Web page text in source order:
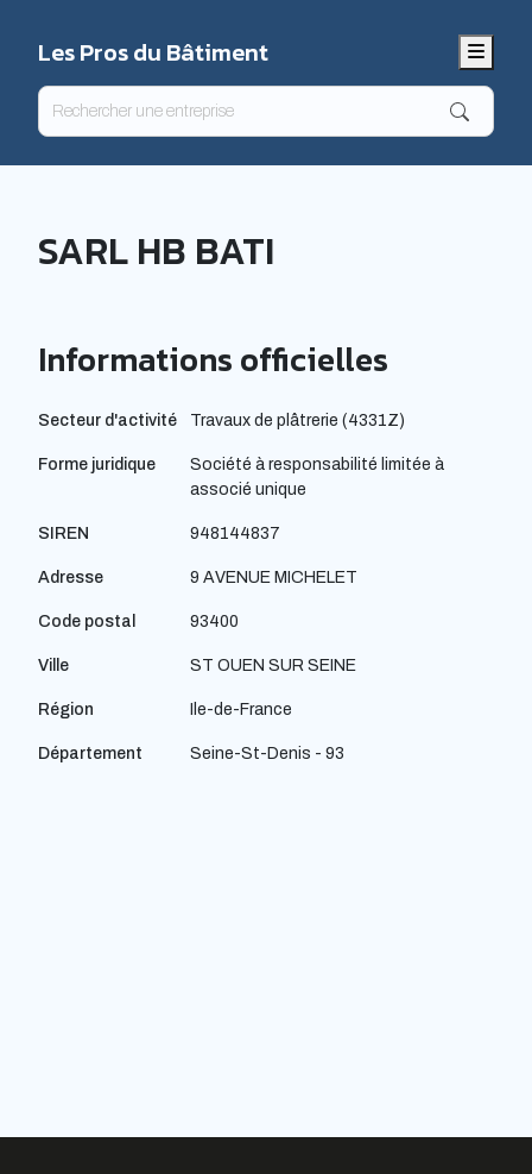
Les Pros du Bâtiment Menu
SARL HB BATI
Informations officielles
Secteur d'activité Travaux de plâtrerie (4331Z)
Forme juridique
Société à responsabilité limitée à
associé unique
SIREN 948144837
Adresse 9 AVENUE MICHELET
Code postal 93400
Ville ST OUEN SUR SEINE
Région Ile-de-France
Département Seine-St-Denis - 93